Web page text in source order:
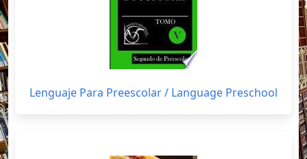
Lenguaje Para Preescolar / Language Preschool